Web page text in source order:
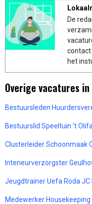
De
contact
het
Overige vacatures in
Bestuursleden
Bestuurslid Speeltuin ’t
Clusterleider Schoonmaak
Interieurverzorgster
Jeugdtrainer Uefa Roda
Medewerker